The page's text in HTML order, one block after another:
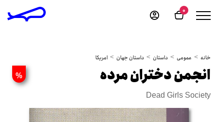
0
خانه عمومی داستان داستان جهان امریکا
% انجمن دختران مرده
Dead Girls Society